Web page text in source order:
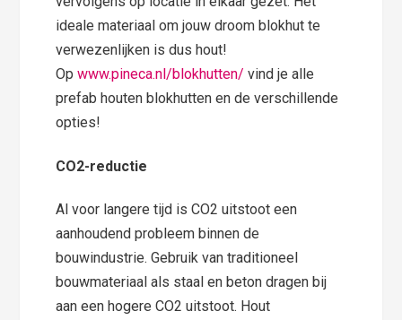
ideale materiaal om jouw droom blokhut te
verwezenlijken is dus hout!
Opwww.pineca.nl/blokhutten/ vind je alle
prefab houten blokhutten en de verschillende
opties!
CO2-reductie
Al voor langere tijd is CO2 uitstoot een
aanhoudend probleem binnen de
bouwindustrie. Gebruik van traditioneel
bouwmateriaal als staal en beton dragen bij
aan een hogere CO2 uitstoot. Hout